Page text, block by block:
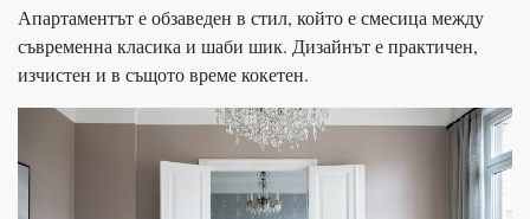
Апартаментът е обзаведен в стил, който е смесица между
съвременна класика и шаби шик. Дизайнът е практичен,
изчистен и в същото време кокетен.